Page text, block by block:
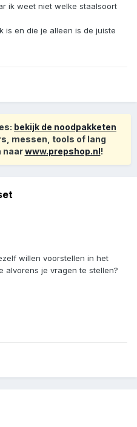
ik weet niet welke staalsoort
is en die je alleen is de juiste
bekijk de noodpakketen
messen, tools of lang
naarwww.prepshop.nl!
willen voorstellen in het
alvorens je vragen te stellen?